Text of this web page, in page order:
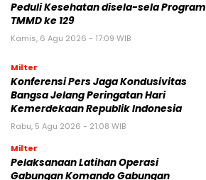
Peduli Kesehatan disela-sela Program
TMMD ke 129
Kamis, 6 Agu 2026 - 17:09 WIB
Milter
Konferensi Pers Jaga Kondusivitas
Bangsa Jelang Peringatan Hari
Kemerdekaan Republik Indonesia
Rabu, 5 Agu 2026 - 21:08 WIB
Milter
Pelaksanaan Latihan Operasi
Gabungan Komando Gabungan